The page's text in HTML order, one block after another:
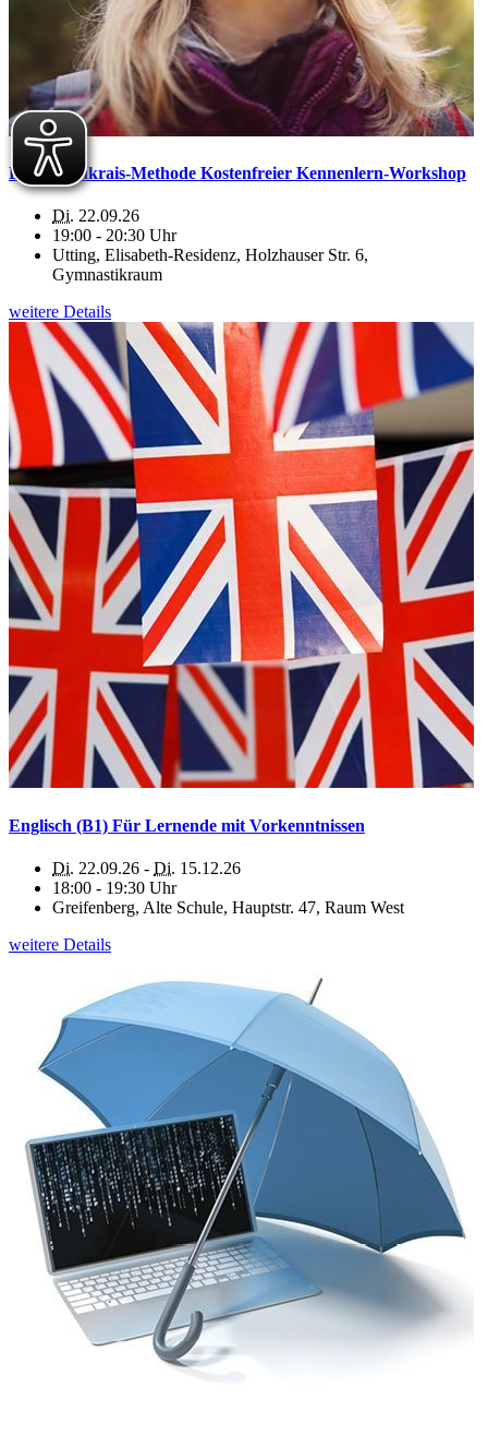
Die Feldenkrais-Methode Kostenfreier Kennenlern-Workshop
Di. 22.09.26
19:00 - 20:30 Uhr
Utting, Elisabeth-Residenz, Holzhauser Str. 6,
Gymnastikraum
weitere Details
Englisch (B1) Für Lernende mit Vorkenntnissen
Di. 22.09.26 - Di. 15.12.26
18:00 - 19:30 Uhr
Greifenberg, Alte Schule, Hauptstr. 47, Raum West
weitere Details